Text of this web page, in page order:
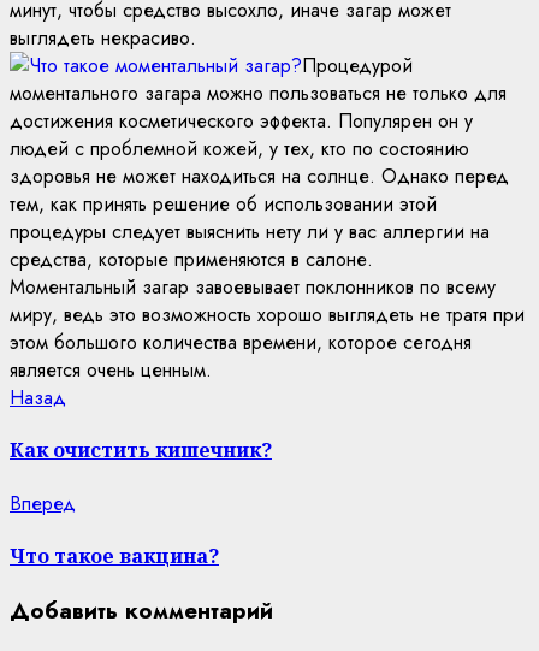
минут, чтобы средство высохло, иначе загар может
выглядеть некрасиво.
Процедурой
моментального загара можно пользоваться не только для
достижения косметического эффекта. Популярен он у
людей с проблемной кожей, у тех, кто по состоянию
здоровья не может находиться на солнце. Однако перед
тем, как принять решение об использовании этой
процедуры следует выяснить нету ли у вас аллергии на
средства, которые применяются в салоне.
Моментальный загар завоевывает поклонников по всему
миру, ведь это возможность хорошо выглядеть не тратя при
этом большого количества времени, которое сегодня
является очень ценным.
Continue
Reading
Назад
Как очистить кишечник?
Вперед
Что такое вакцина?
Добавить комментарий